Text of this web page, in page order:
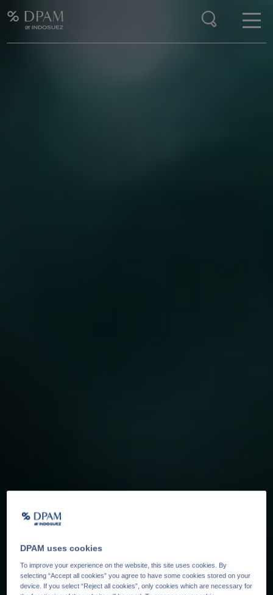
DPAM uses cookies
To improve your experience on the website, this site uses cookies. By
selecting “Accept all cookies” you agree to have some cookies stored on your
device. If you select “Reject all cookies”, only cookies which are necessary for